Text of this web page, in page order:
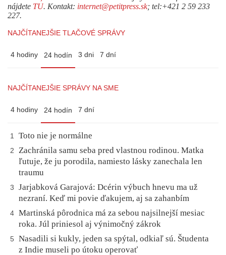
nájdete TU. Kontakt: internet@petitpress.sk; tel:+421 2 59 233
227.
NAJČÍTANEJŠIE TLAČOVÉ SPRÁVY
4 hodiny 24 hodín 3 dni 7 dní
NAJČÍTANEJŠIE SPRÁVY NA SME
4 hodiny 24 hodín 7 dní
1 Toto nie je normálne
2
Zachránila samu seba pred vlastnou rodinou. Matka
ľutuje, že ju porodila, namiesto lásky zanechala len
traumu
3
Jarjabková Garajová: Dcérin výbuch hnevu ma už
nezraní. Keď mi povie ďakujem, aj sa zahanbím
4 Martinská pôrodnica má za sebou najsilnejší mesiac
roka. Júl priniesol aj výnimočný zákrok
5
Nasadili si kukly, jeden sa spýtal, odkiaľ sú. Študenta
z Indie museli po útoku operovať